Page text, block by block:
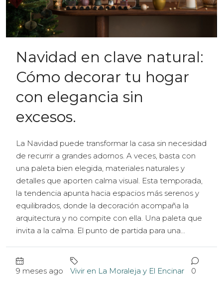
Navidad en clave natural:
Cómo decorar tu hogar
con elegancia sin
excesos.
La Navidad puede transformar la casa sin necesidad
de recurrir a grandes adornos. A veces, basta con
una paleta bien elegida, materiales naturales y
detalles que aporten calma visual. Esta temporada,
la tendencia apunta hacia espacios más serenos y
equilibrados, donde la decoración acompaña la
arquitectura y no compite con ella. Una paleta que
invita a la calma. El punto de partida para una...
9 meses ago Vivir en La Moraleja y El Encinar 0